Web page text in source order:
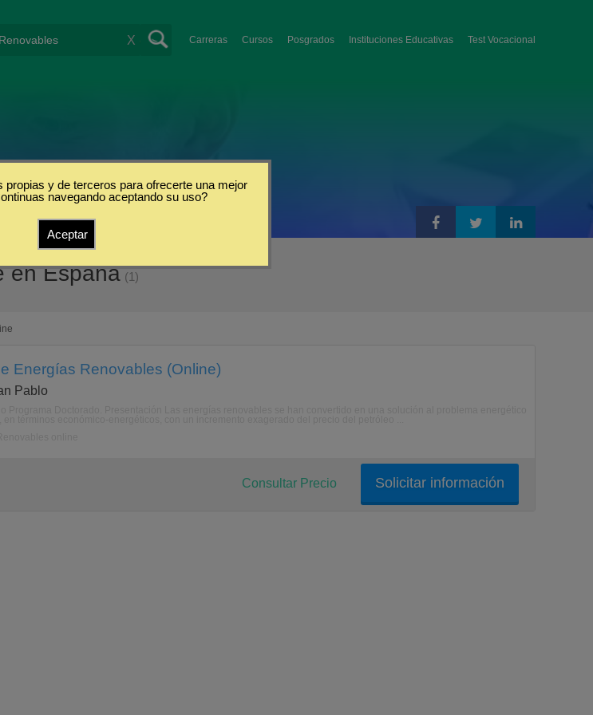
Carreras Cursos Posgrados Instituciones Educativas Test Vocacional
X
en España (1)
Energías Renovables (Online)
Pablo
Solicitar información
Consultar Precio
propias y de terceros para ofrecerte una mejor
navegando aceptando su uso?
Aceptar